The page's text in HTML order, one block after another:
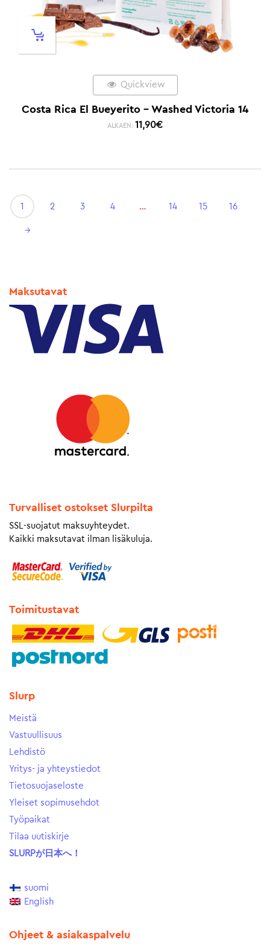
Quickview
Costa Rica El Bueyerito – Washed Victoria 14
ALKAEN: 11,90€
1 2 3 4 … 14 15 16
→
Maksutavat
Turvalliset ostokset Slurpilta
SSL-suojatut maksuyhteydet.
Kaikki maksutavat ilman lisäkuluja.
Toimitustavat
Slurp
Meistä
Vastuullisuus
Lehdistö
Yritys- ja yhteystiedot
Tietosuojaseloste
Yleiset sopimusehdot
Työpaikat
Tilaa uutiskirje
SLURPが日本へ！
suomi
English
Ohjeet & asiakaspalvelu